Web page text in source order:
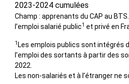
2023-2024 cumulées
Champ : apprenants du CAP au
l’emploi salarié public1 et privé en
1 Les emplois publics sont intégrés
l’emploi des sortants à partir des
2022.
Les non-salariés et à l’étranger ne